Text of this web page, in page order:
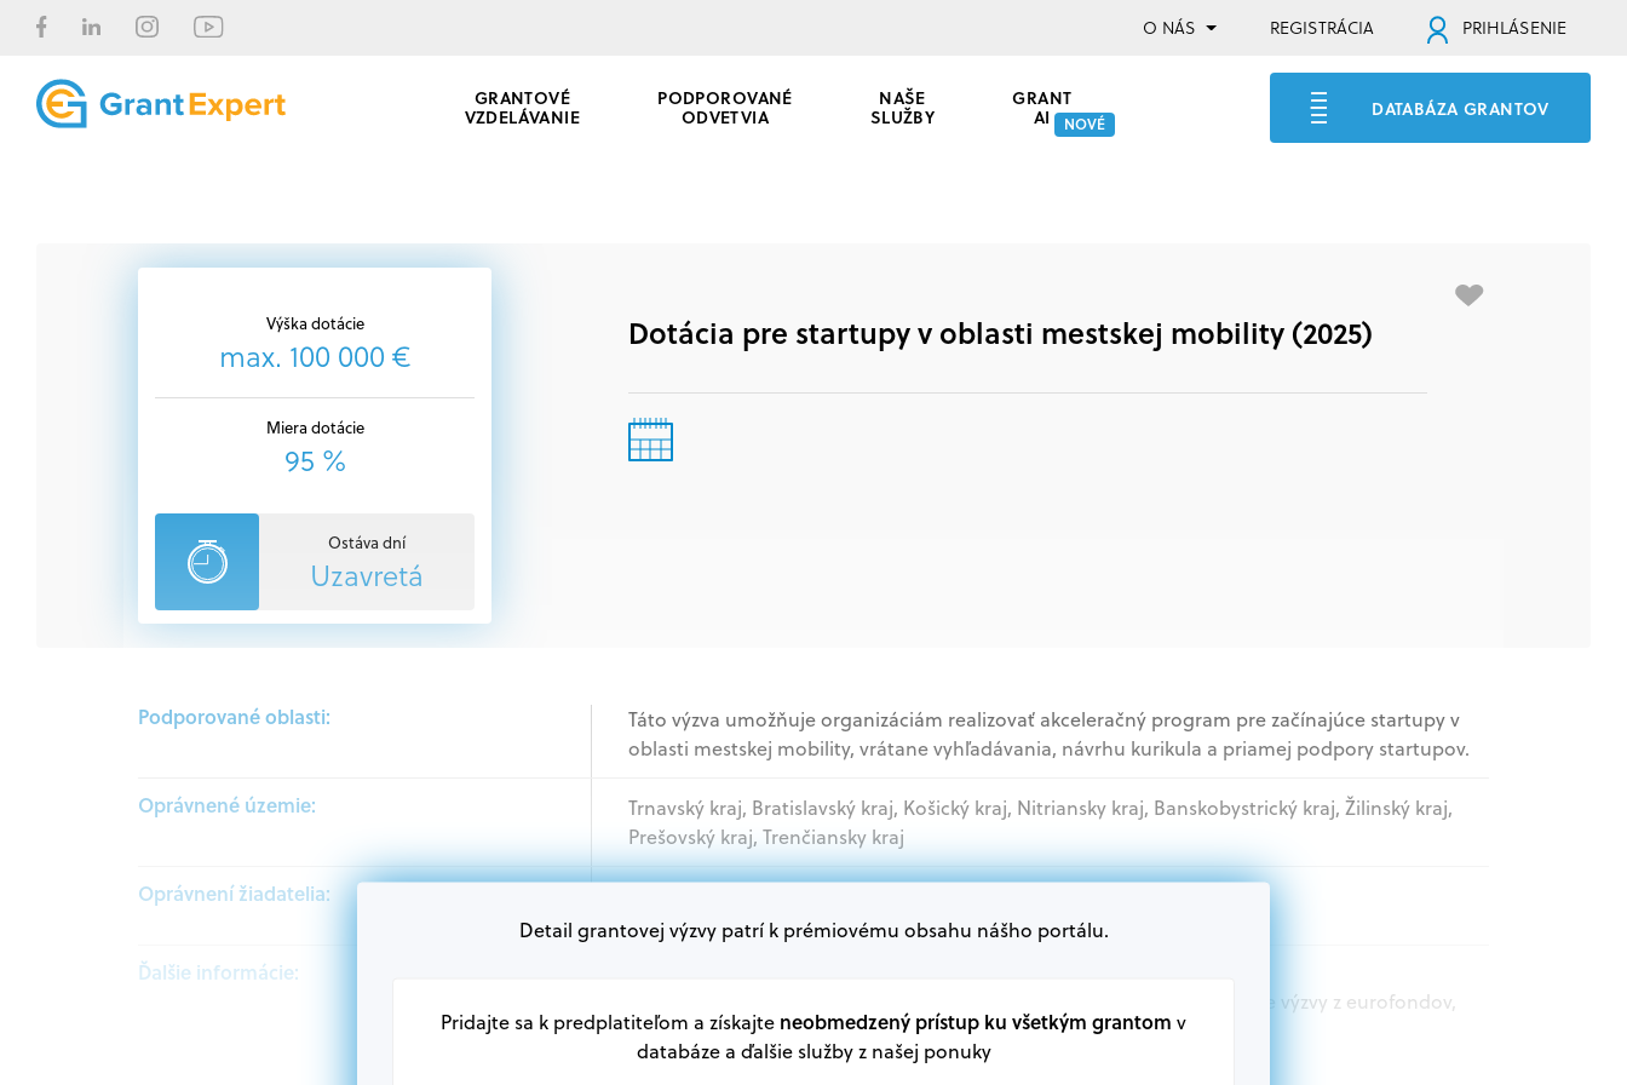
O NÁS REGISTRÁCIA PRIHLÁSENIE
GRANTOVÉ
VZDELÁVANIE
PODPOROVANÉ
ODVETVIA
NAŠE
SLUŽBY
GRANT
AI NOVÉ
DATABÁZA GRANTOV
Výška dotácie
max. 100 000 €
Miera dotácie
95 %
Ostáva dní
Uzavretá
Dotácia pre startupy v oblasti mestskej mobility (2025)
Podporované oblasti:
Táto výzva umožňuje organizáciám realizovať akceleračný program pre začínajúce startupy v
oblasti mestskej mobility, vrátane vyhľadávania, návrhu kurikula a priamej podpory startupov.
Oprávnené územie:
Trnavský kraj, Bratislavský kraj, Košický kraj, Nitriansky kraj, Banskobystrický kraj, Žilinský kraj,
Prešovský kraj, Trenčiansky kraj
Oprávnení žiadatelia:
Akademický sektor, Podnikatelia, Samospráva, Mimovládne organizácie
Ďalšie informácie:
V databáze grantov a dotácií na portáli Grantexpert.sk nájdete aktuálne výzvy z eurofondov,
plánu obnovy a ďalších zdrojov.
Detail grantovej výzvy patrí k prémiovému obsahu nášho portálu.
Pridajte sa k predplatiteľom a získajte neobmedzený prístup ku všetkým grantom v
databáze a ďalšie služby z našej ponuky